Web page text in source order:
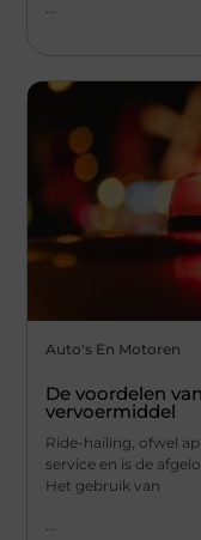
...
Auto's En Motoren
De voordelen
vervoermiddel
Ride-hailing, ofwel
service en is de
Het gebruik van